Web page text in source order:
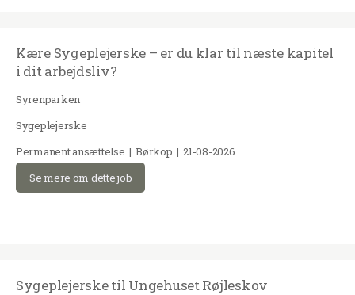
Kære Sygeplejerske – er du klar til næste kapitel
i dit arbejdsliv?
Syrenparken
Sygeplejerske
Permanent ansættelse | Børkop | 21-08-2026
Se mere om dette job
Sygeplejerske til Ungehuset Røjleskov